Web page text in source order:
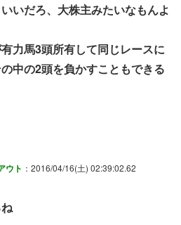
いだろ、大株主みたいなもんよ
力馬3頭所有して同じレースに
中の2頭を負かすこともできる
ウト ：2016/04/16(土) 02:39:02.62